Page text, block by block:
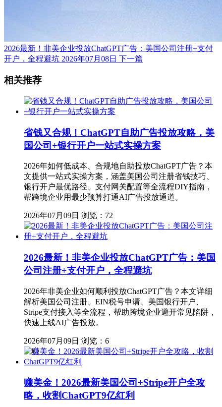
2026最新！非美企业投放ChatGPT广告：美国公司注册+支付
开户，全程避坑 2026年07月08日 下一篇
相关推荐
省钱又合规！ChatGPT自助广告投放攻略，美
国公司+银行开户一站式实操方案
2026年如何低成本、合规地自助投放ChatGPT广告？本
文提供一站式实操方案，涵盖美国公司注册省钱技巧、
银行开户最优路径、支付网关配置等全流程DIY指南，
帮跨境企业用最少预算打通AI广告投放通道。
2026年07月09日 浏览：72
2026最新！非美企业投放ChatGPT广告：美国
公司注册+支付开户，全程避坑
2026年非美企业如何顺利投放ChatGPT广告？本文详细
解析美国公司注册、EIN税号申请、美国银行开户、
Stripe支付接入等全流程，帮助跨境企业避开常见陷阱，
快速上线AI广告投放。
2026年07月09日 浏览：6
赚美金！2026最新美国公司+Stripe开户全攻
略，收割ChatGPT9亿红利